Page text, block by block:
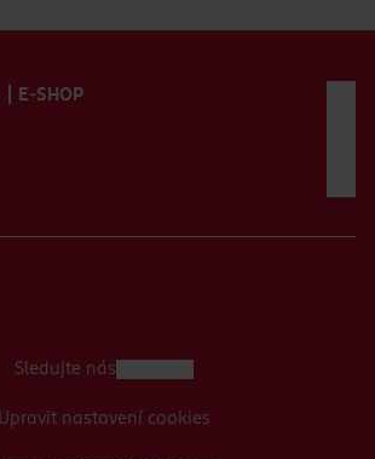
| E-SHOP
Sledujte nás
Upravit nastavení cookies